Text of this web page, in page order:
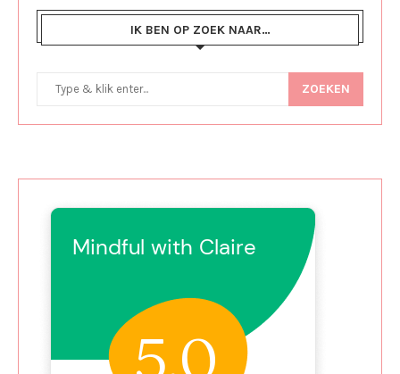
IK BEN OP ZOEK NAAR…
ZOEKEN